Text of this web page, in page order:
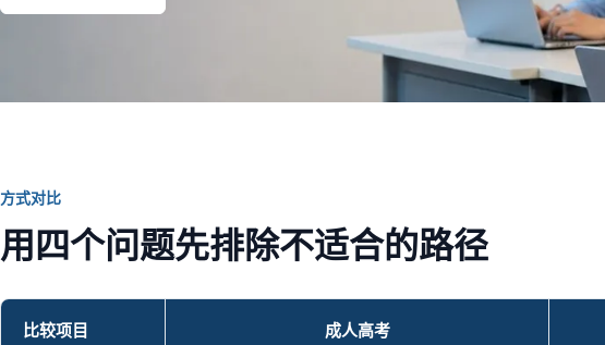
方式对比
用四个问题先排除不适合的路径
比较项目 成人高考